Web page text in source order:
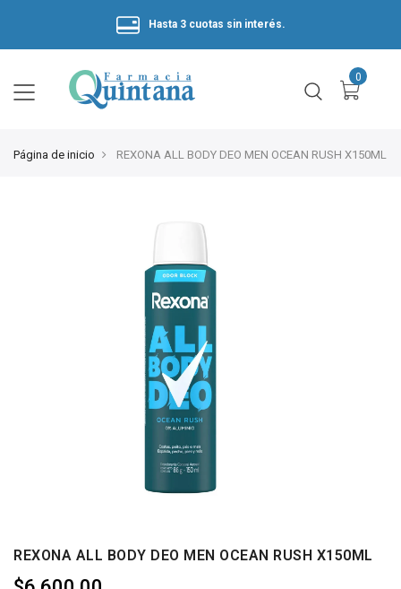
Hasta 3 cuotas sin interés.
Página de inicio REXONA ALL BODY DEO MEN OCEAN RUSH X150ML
REXONA ALL BODY DEO MEN OCEAN RUSH X150ML